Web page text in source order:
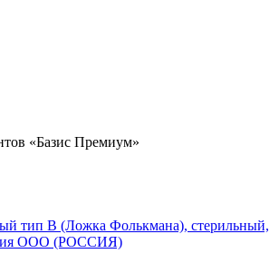
«Базис Премиум»
тип В (Ложка Фолькмана), стерильный,
OOO (РОССИЯ)